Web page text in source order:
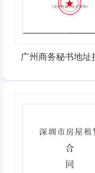
广州商务秘书地址